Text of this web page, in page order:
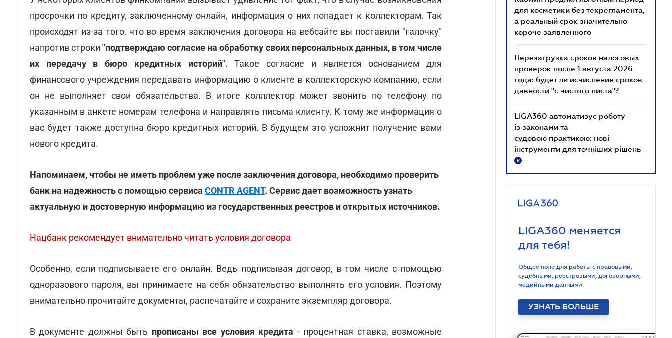
просрочки по кредиту, заключенному онлайн, информация о них попадает к коллекторам. Так
происходят из-за того, что во время заключения договора на вебсайте вы поставили "галочку"
напротив строки"подтверждаю согласие на обработку своих персональных данных, в том числе
их передачу в бюро кредитных историй". Такое согласие и является основанием для
финансового учреждения передавать информацию о клиенте в коллекторскую компанию, если
он не выполняет свои обязательства. В итоге колллектор может звонить по телефону по
указанным в анкете номерам телефона и направлять письма клиенту. К тому же информация о
вас будет также доступна бюро кредитных историй. В будущем это усложнит получение вами
нового кредита.
Напоминаем, чтобы не иметь проблем уже после заключения договора, необходимо проверить
банк на надежность с помощью сервиса CONTR AGENT. Сервис дает возможность узнать
актуальную и достоверную информацию из государственных реестров и открытых источников.
Нацбанк рекомендует внимательно читать условия договора
Особенно, если подписываете его онлайн. Ведь подписывая договор, в том числе с помощью
одноразового пароля, вы принимаете на себя обязательство выполнять его условия. Поэтому
внимательно прочитайте документы, распечатайте и сохраните экземпляр договора.
В документе должны быть прописаны все условия кредита - процентная ставка, возможные
для косметики без техрегламента,
а реальный срок значительно
короче заявленного
Перезагрузка сроков налоговых
проверок после 1 августа 2026
года: будет ли исчисление сроков
давности "с чистого листа"?
LIGA360 автоматизує роботу
із законами та
судовою практикою: нові
інструменти для точніших рішень
R
LIGA360 меняется
для тебя!
Общее поле для работы с правовыми,
судебными, реестровыми, договорными,
медийными данными.
УЗНАТЬ БОЛЬШЕ